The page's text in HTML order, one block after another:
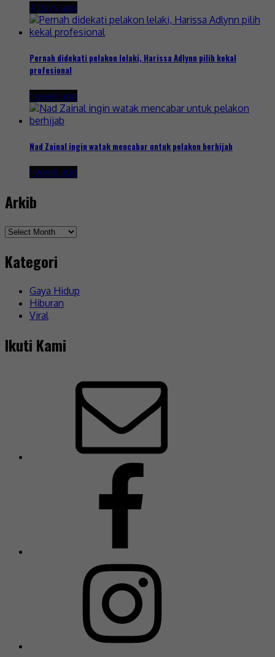
4 days ago
Pernah didekati pelakon lelaki, Harissa Adlynn pilih kekal
profesional
1 week ago
Nad Zainal ingin watak mencabar untuk pelakon berhijab
1 week ago
Arkib
Arkib
Kategori
Gaya Hidup
Hiburan
Viral
Ikuti Kami